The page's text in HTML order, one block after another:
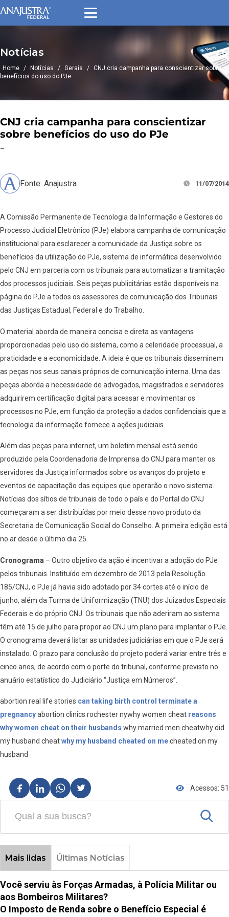
Notícias
Home / Notícias / Gerais / CNJ cria campanha para conscientizar sobre
benefícios do uso do PJe
CNJ cria campanha para conscientizar
sobre benefícios do uso do PJe
–
Fonte: Anajustra 11/07/2014
A Comissão Permanente de Tecnologia da Informação e Gestores do
Processo Judicial Eletrônico (PJe) elabora campanha de comunicação
institucional para esclarecer a comunidade da Justiça sobre os
benefícios da utilização do PJe, sistema de informática desenvolvido
pelo CNJ em parceria com os tribunais para automatizar a tramitação
dos processos judiciais. Seis peças publicitárias estão disponíveis na
página do PJe a todos os assessores de comunicação dos Tribunais
das Justiças Estadual, Federal e do Trabalho.
O material aborda de maneira concisa e direta as vantagens
proporcionadas pelo uso do sistema, como a celeridade processual, a
praticidade e a economicidade. A ideia é que os tribunais disseminem
as peças nos seus canais próprios de comunicação interna. Uma das
peças aborda a necessidade de advogados, magistrados e servidores
adquirirem certificação digital para acessar e movimentar os
processos no PJe, em função da proteção a dados confidenciais que a
tecnologia da informação fornece a ações judiciais.
Além das peças para internet, um boletim mensal está sendo
produzido pela Coordenadoria de Imprensa do CNJ para manter os
servidores da Justiça informados sobre os avanços do projeto e
eventos de capacitação das equipes que operarão o novo sistema.
Notícias dos sítios de tribunais de todo o país e do Portal do CNJ
começaram a ser distribuídas por meio desse novo produto da
Secretaria de Comunicação Social do Conselho. A primeira edição está
no ar desde o último dia 25.
Cronograma – Outro objetivo da ação é incentivar a adoção do PJe
pelos tribunais. Instituído em dezembro de 2013 pela Resolução
185/CNJ, o PJe já havia sido adotado por 34 cortes até o início de
junho, além da Turma de Uniformização (TNU) dos Juizados Especiais
Federais e do próprio CNJ. Os tribunais que não aderiram ao sistema
têm até 15 de julho para propor ao CNJ um plano para implantar o PJe.
O cronograma deverá listar as unidades judiciárias em que o PJe será
instalado. O prazo para conclusão do projeto poderá variar entre três e
cinco anos, de acordo com o porte do tribunal, conforme previsto no
anuário estatístico do Judiciário “Justiça em Números”.
abortion real life stories can taking birth control terminate a
pregnancyabortion clinics rochester nywhy women cheat reasons
why women cheat on their husbands why married men cheatwhy did
my husband cheatwhy my husband cheated on mecheated on my
husband
Acessos: 51
Mais lidas Últimas Notícias
Você serviu às Forças Armadas, à Polícia Militar ou
aos Bombeiros Militares?
O Imposto de Renda sobre o Benefício Especial é